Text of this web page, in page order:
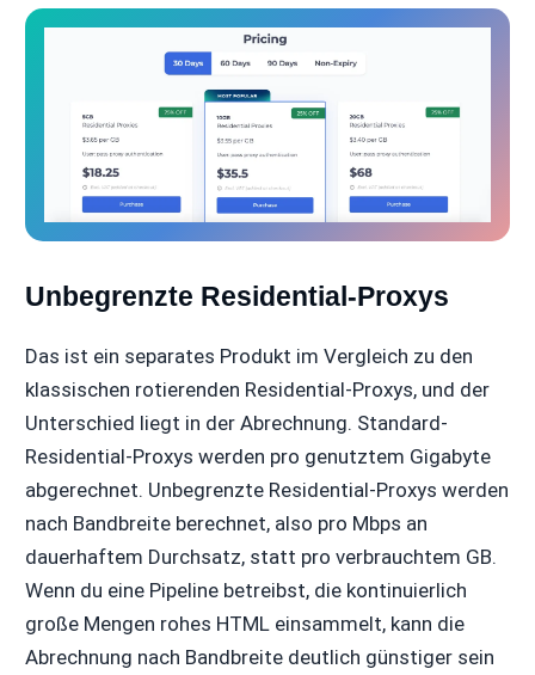
Unbegrenzte Residential-Proxys
Das ist ein separates Produkt im Vergleich zu den
klassischen rotierenden Residential-Proxys, und der
Unterschied liegt in der Abrechnung. Standard-
Residential-Proxys werden pro genutztem Gigabyte
abgerechnet. Unbegrenzte Residential-Proxys werden
nach Bandbreite berechnet, also pro Mbps an
dauerhaftem Durchsatz, statt pro verbrauchtem GB.
Wenn du eine Pipeline betreibst, die kontinuierlich
große Mengen rohes HTML einsammelt, kann die
Abrechnung nach Bandbreite deutlich günstiger sein